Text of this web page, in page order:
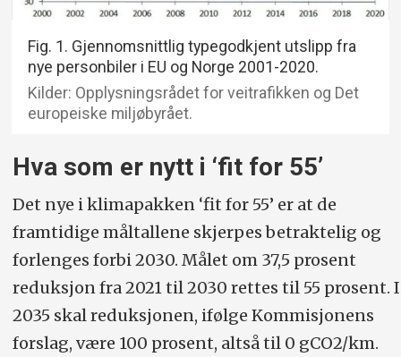
Fig. 1. Gjennomsnittlig typegodkjent utslipp fra
nye personbiler i EU og Norge 2001-2020.
Kilder: Opplysningsrådet for veitrafikken og Det
europeiske miljøbyrået.
Hva som er nytt i ‘fit for 55’
Det nye i klimapakken ‘fit for 55’ er at de
framtidige måltallene skjerpes betraktelig og
forlenges forbi 2030. Målet om 37,5 prosent
reduksjon fra 2021 til 2030 rettes til 55 prosent. I
2035 skal reduksjonen, ifølge Kommisjonens
forslag, være 100 prosent, altså til 0 gCO2/km.